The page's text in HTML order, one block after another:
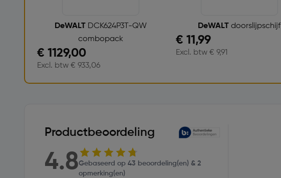
DeWALT DCK624P3T-QW
combopack
€ 1129,00
Excl. btw € 933,06
DeWALT doorslijpschijf
€ 11,99
Excl. btw € 9,91
Productbeoordeling
4.8Gebaseerd op 43 beoordeling(en) & 2
opmerking(en)